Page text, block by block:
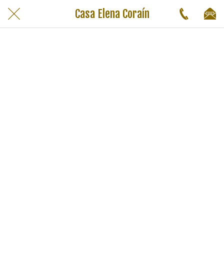
Casa Elena Coraín